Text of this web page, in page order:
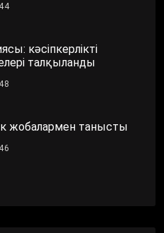
кәсіпкерлікті
талқыланды
жобалармен танысты